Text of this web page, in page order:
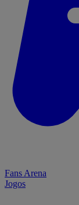
Fans Arena
Jogos